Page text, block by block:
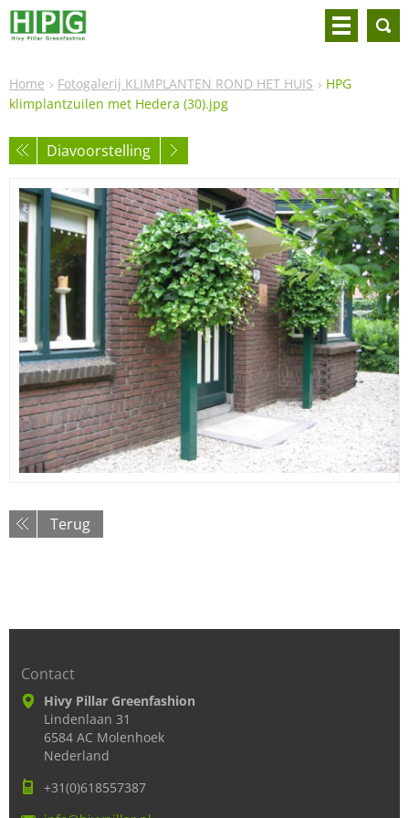
Home Fotogalerij KLIMPLANTEN ROND HET HUIS
HPG
klimplantzuilen met Hedera (30).jpg
Diavoorstelling
Terug
Contact
Hivy Pillar Greenfashion
Lindenlaan 31
6584 AC Molenhoek
Nederland
+31(0)618557387